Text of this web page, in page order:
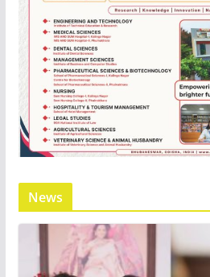
News